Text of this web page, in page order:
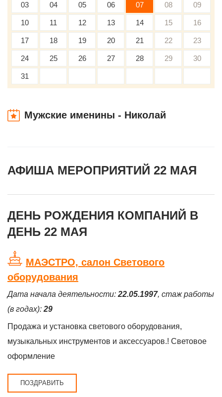
03 04 05 06 07 08 09
10 11 12 13 14 15 16
17 18 19 20 21 22 23
24 25 26 27 28 29 30
31
Мужские именины - Николай
АФИША МЕРОПРИЯТИЙ 22 МАЯ
ДЕНЬ РОЖДЕНИЯ КОМПАНИЙ В
ДЕНЬ 22 МАЯ
МАЭСТРО, салон Светового
оборудования
Дата начала деятельности: 22.05.1997, стаж работы
(в годах): 29
Продажа и установка светового оборудования,
музыкальных инструментов и аксессуаров.! Световое
оформление
ПОЗДРАВИТЬ